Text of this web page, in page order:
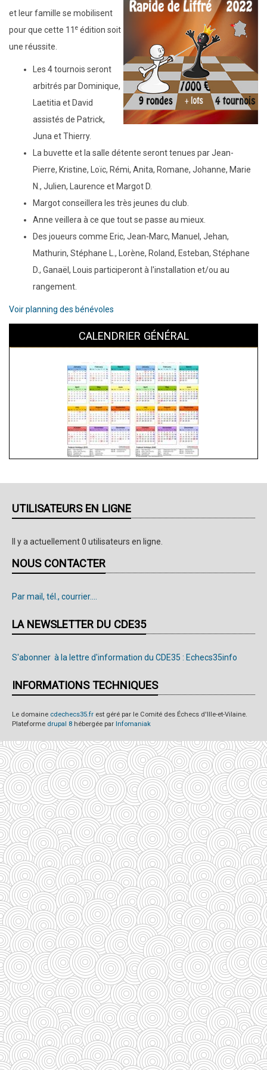
et leur famille se mobilisent
pour que cette 11 e édition soit
une réussite.
Les 4 tournois seront
arbitrés par Dominique,
Laetitia et David
assistés de Patrick,
Juna et Thierry.
La buvette et la salle détente seront tenues par Jean-
Pierre, Kristine, Loïc, Rémi, Anita, Romane, Johanne, Marie
N., Julien, Laurence et Margot D.
Margot conseillera les très jeunes du club.
Anne veillera à ce que tout se passe au mieux.
Des joueurs comme Eric, Jean-Marc, Manuel, Jehan,
Mathurin, Stéphane L., Lorène, Roland, Esteban, Stéphane
D., Ganaël, Louis participeront à l'installation et/ou au
rangement.
Voir planning des bénévoles
CALENDRIER GÉNÉRAL
UTILISATEURS EN LIGNE
Il y a actuellement 0 utilisateurs en ligne.
NOUS CONTACTER
Par mail, tél., courrier....
LA NEWSLETTER DU CDE35
S'abonner à la lettre d'information du CDE35 : Echecs35info
INFORMATIONS TECHNIQUES
Le domaine cdechecs35.fr est géré par le Comité des Échecs d'Ille-et-Vilaine.
Plateforme drupal 8 hébergée par Infomaniak